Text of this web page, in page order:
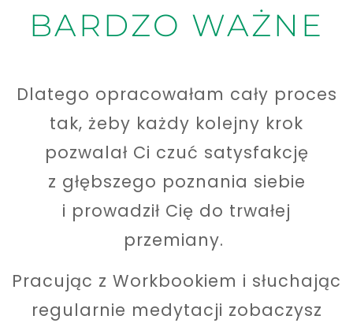
BARDZO WAŻNE
Dlatego opracowałam cały proces
tak, żeby każdy kolejny krok
pozwalał Ci czuć satysfakcję
z głębszego poznania siebie
i prowadził Cię do trwałej
przemiany.
Pracując z Workbookiem i słuchając
regularnie medytacji zobaczysz